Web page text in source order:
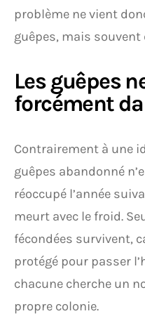
problème ne vient
guêpes, mais
Les guêpes
forcément
Contrairement à une
guêpes abandonné
réoccupé l’année
meurt avec le froid.
fécondées survivent,
protégé pour passer
chacune cherche un
propre colonie.